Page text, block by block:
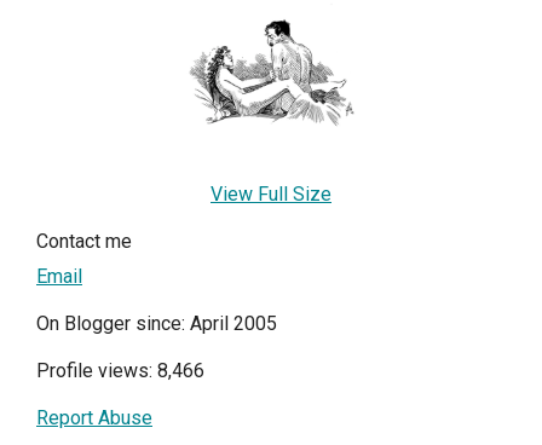
View Full Size
Contact me
Email
On Blogger since: April 2005
Profile views: 8,466
Report Abuse